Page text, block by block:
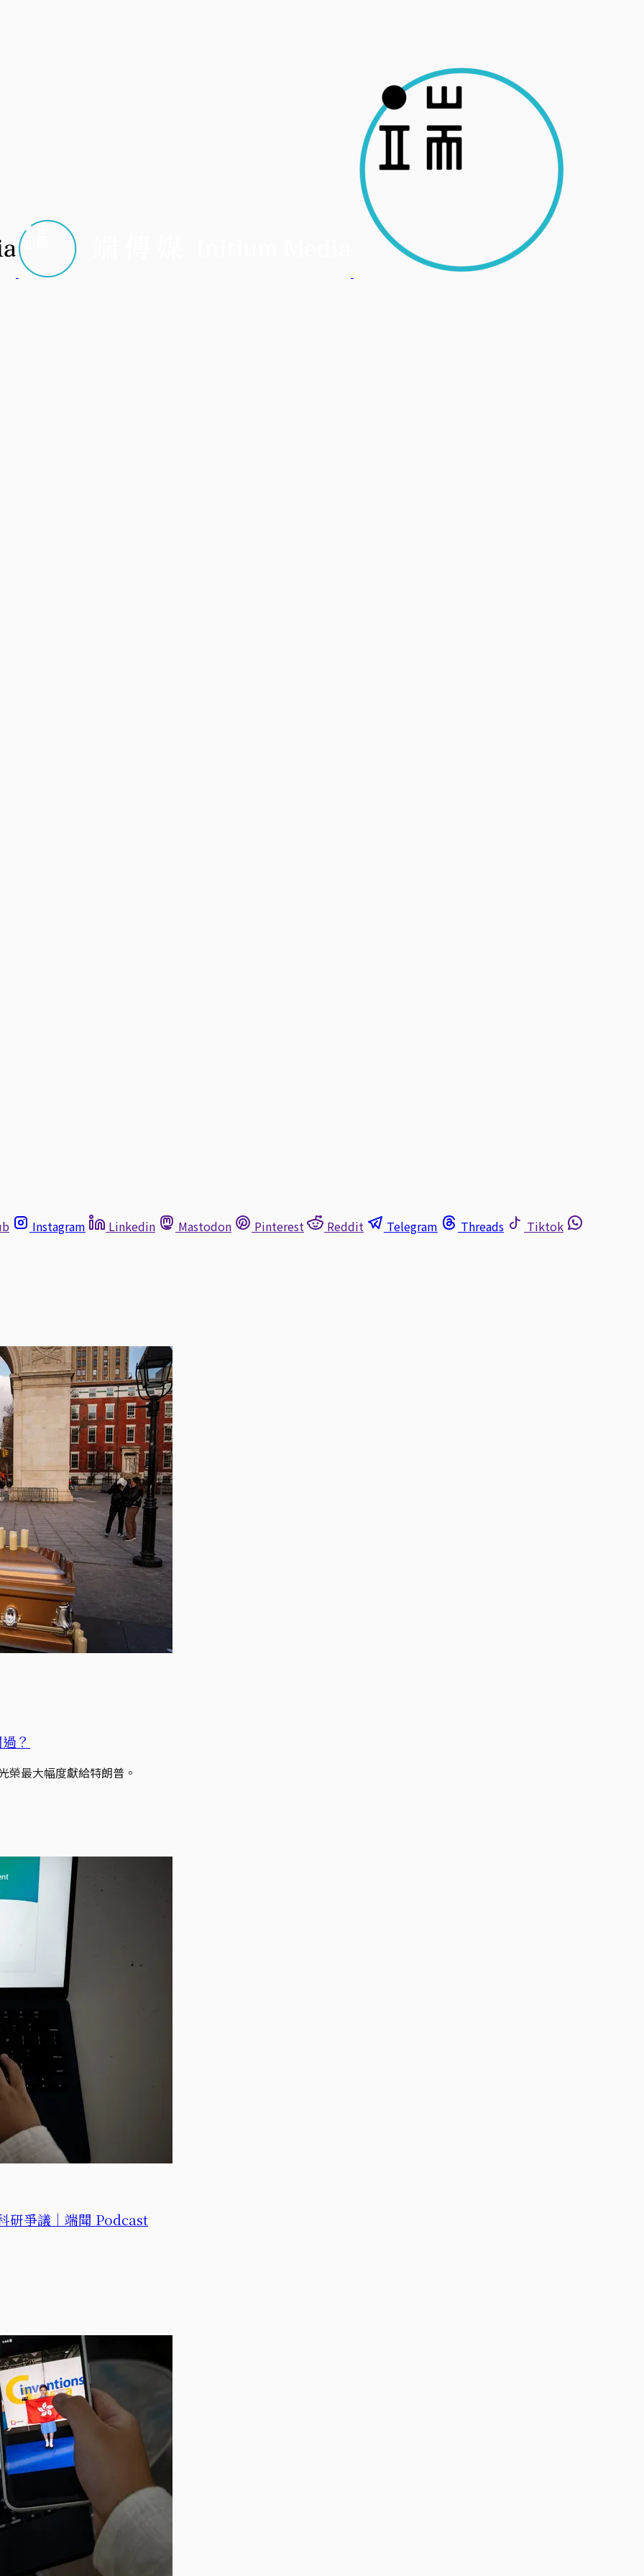
Instagram Linkedin Mastodon Pinterest Reddit Telegram Threads Tiktok
？
最大幅度獻給特朗普。
研爭議｜端聞 Podcast